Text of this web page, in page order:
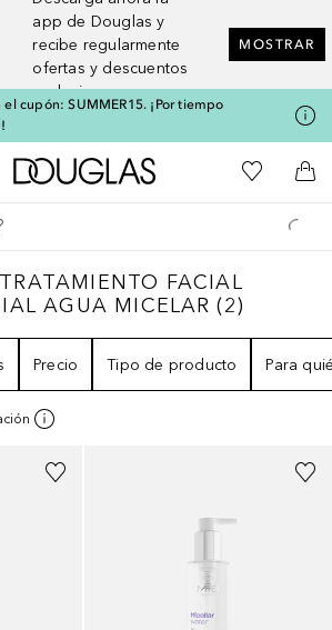
app de Douglas y
recibe regularmente
ofertas y descuentos
exclusivos
MOSTRAR
cupón: SUMMER15. ¡Por tiempo
A Douglas HomeMi lista de
A
TRATAMIENTO FACIAL
FACIAL
AGUA MICELAR (2)
Precio Tipo de producto Para